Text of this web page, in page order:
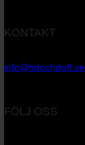
KONTAKT
info@tidochdoft.se
FÖLJ OSS